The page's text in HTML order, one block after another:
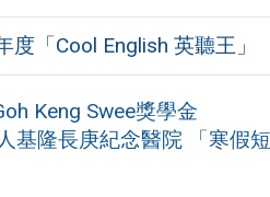
「Cool English 英聽王」
Keng Swee獎學金
基隆長庚紀念醫院 「寒假短